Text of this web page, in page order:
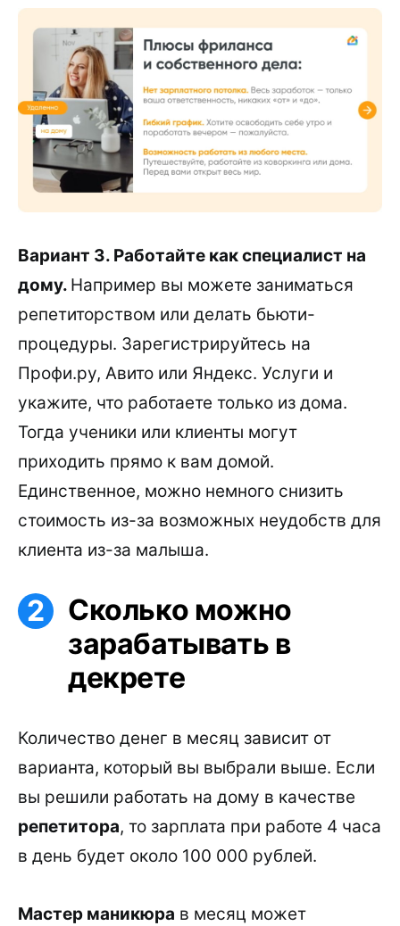
Вариант 3. Работайте как специалист на
дому. Например вы можете заниматься
репетиторством или делать бьюти-
процедуры. Зарегистрируйтесь на
Профи.ру, Авито или Яндекс. Услуги и
укажите, что работаете только из дома.
Тогда ученики или клиенты могут
приходить прямо к вам домой.
Единственное, можно немного снизить
стоимость из-за возможных неудобств для
клиента из-за малыша.
Сколько можно
зарабатывать в
декрете
Количество денег в месяц зависит от
варианта, который вы выбрали выше. Если
вы решили работать на дому в качестве
репетитора, то зарплата при работе 4 часа
в день будет около 100 000 рублей.
Мастер маникюра в месяц может